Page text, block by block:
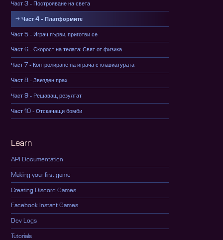
Част 3 - Построяване на света
Част 4 - Платформите
Част 5 - Играч първи, приготви се
Част 6 - Скорост на телата: Свят от физика
Част 7 - Контролиране на играча с клавиатурата
Част 8 - Звезден прах
Част 9 - Решаващ резултат
Част 10 - Отскачащи бомби
Learn
API Documentation
Making your first game
Creating Discord Games
Facebook Instant Games
Dev Logs
Tutorials